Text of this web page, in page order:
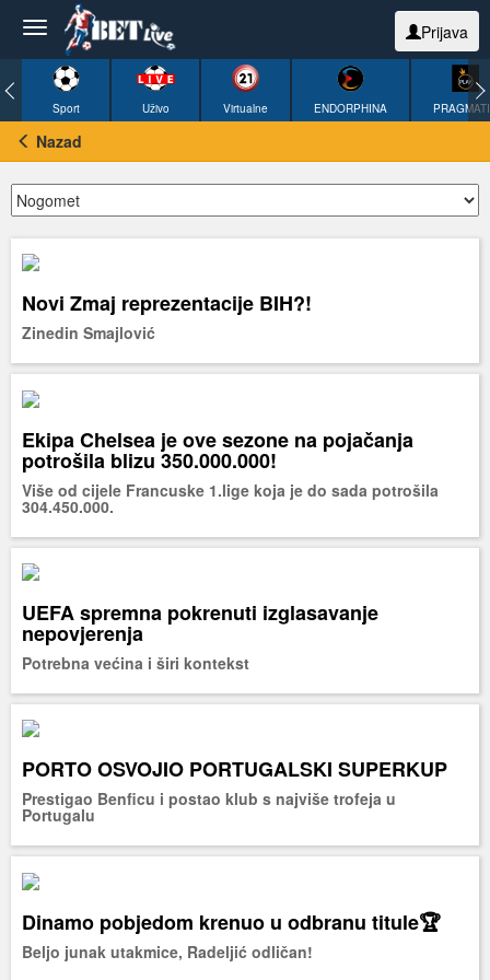
Prijava
Sport Uživo Virtualne ENDORPHINA
Nazad
Novi Zmaj reprezentacije BIH?!
Zinedin Smajlović
Ekipa Chelsea je ove sezone na pojačanja
potrošila blizu 350.000.000!
Više od cijele Francuske 1.lige koja je do sada potrošila
304.450.000.
UEFA spremna pokrenuti izglasavanje
nepovjerenja
Potrebna većina i širi kontekst
PORTO OSVOJIO PORTUGALSKI SUPERKUP
Prestigao Benficu i postao klub s najviše trofeja u
Portugalu
Dinamo pobjedom krenuo u odbranu titule🏆
Beljo junak utakmice, Radeljić odličan!